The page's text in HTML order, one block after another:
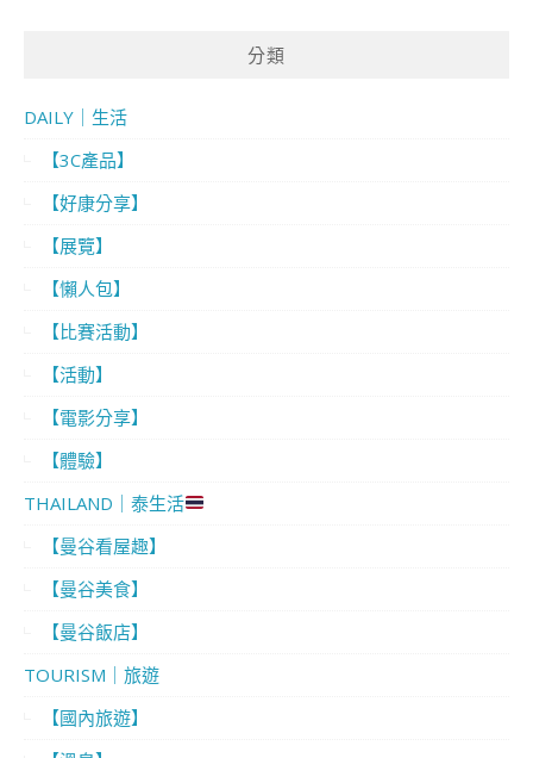
分類
DAILY｜生活
【3C產品】
【好康分享】
【展覽】
【懶人包】
【比賽活動】
【活動】
【電影分享】
【體驗】
THAILAND｜泰生活
【曼谷看屋趣】
【曼谷美食】
【曼谷飯店】
TOURISM｜旅遊
【國內旅遊】